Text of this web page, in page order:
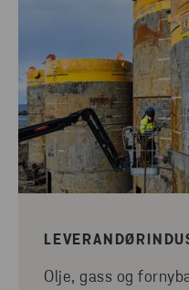
Olje, gass og